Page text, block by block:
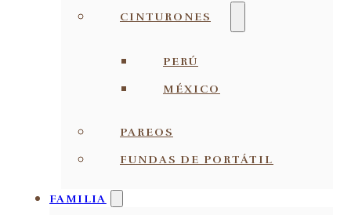
CINTURONES
PERÚ
MÉXICO
PAREOS
FUNDAS DE PORTÁTIL
FAMILIA